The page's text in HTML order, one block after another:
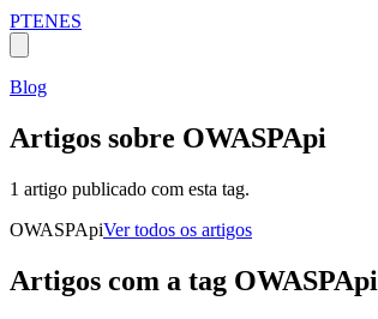
PTENES
Blog
Artigos sobre OWASPApi
1 artigo publicado com esta tag.
OWASPApiVer todos os artigos
Artigos com a tag OWASPApi